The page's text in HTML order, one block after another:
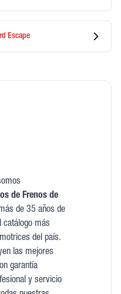
Escape
de Frenos de
de 35 años de
catálogo más
del país.
las mejores
garantía
y servicio